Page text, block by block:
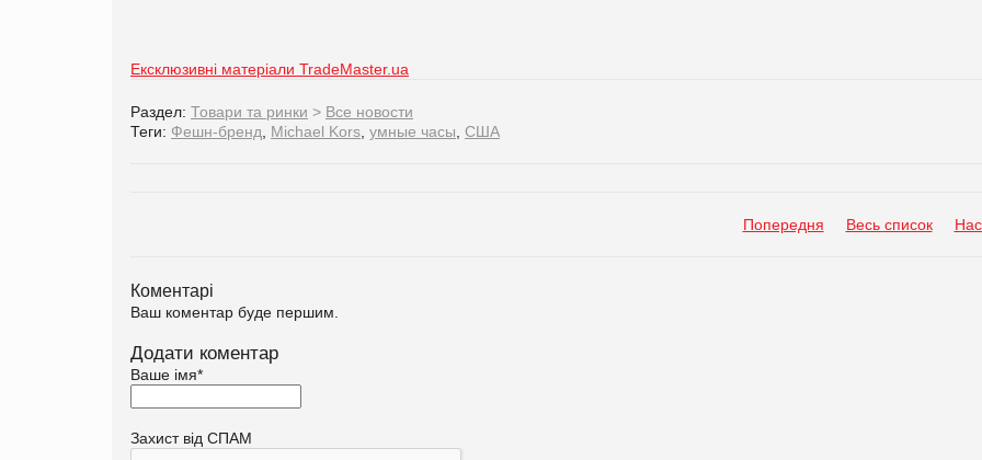
Ексклюзивні матеріали TradeMaster.ua
Раздел: Товари та ринки > Все новости
Теги: Фешн-бренд Michael Kors умные часы США
Попередня Весь список
Коментарі
Ваш коментар буде першим.
Додати коментар
Ваше імя*
Захист від СПАМ